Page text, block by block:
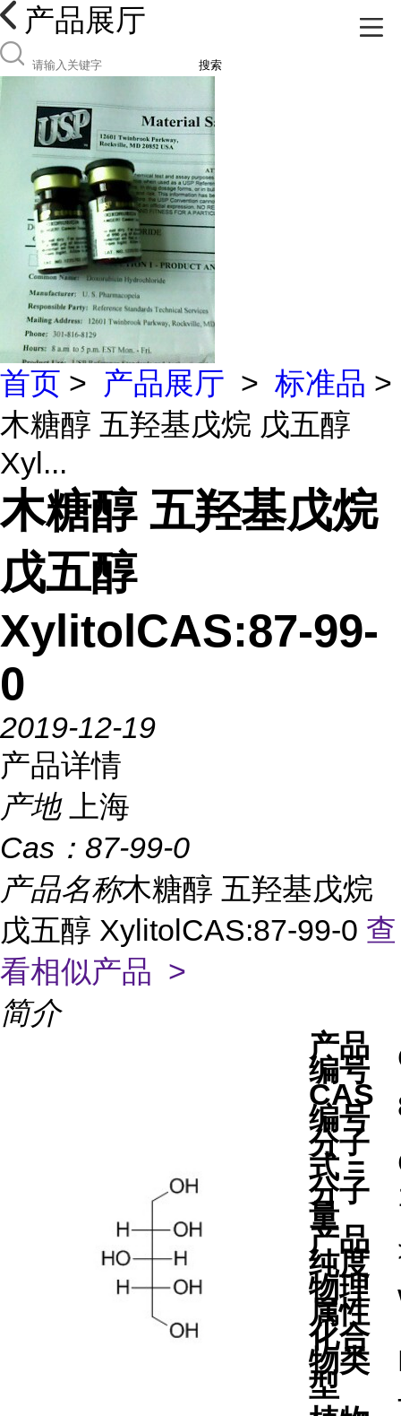
产品展厅
搜索
首页 > 产品展厅 > 标准品 >
木糖醇 五羟基戊烷 戊五醇
Xyl...
木糖醇 五羟基戊烷
戊五醇
XylitolCAS:87-99-
0
2019-12-19
产品详情
产地
上海
Cas： 87-99-0
产品名称木糖醇 五羟基戊烷
戊五醇 XylitolCAS:87-99-0 查
看相似产品 >
简介
产品
编号
CAS
编号
分子
式 =
分子
量
产品
纯度
物理
属性
化合
物类
型